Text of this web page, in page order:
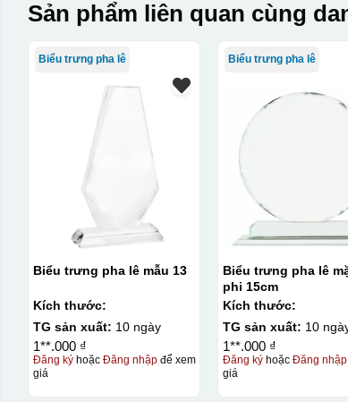
Sản phẩm liên quan cùng
Biểu trưng pha lê
Biểu trưng pha lê mẫu 13
Kích thước:
TG sản xuất: 10 ngày
1**.000 ₫
Đăng kýhoặc Đăng nhậpđể xem
giá
Biểu trưng pha lê
Biểu trưng pha lê
phi 15cm
Kích thước:
TG sản xuất: 10
1**.000 ₫
Đăng ký hoặcĐăng nhập
giá